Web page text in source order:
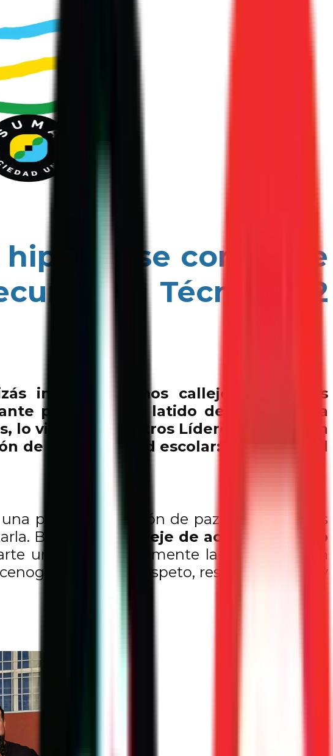
hop se convierte
Técnica 72
imagines ritmos callejeros o rimas
puede ser el latido de la paz en la
lo vivimos. Nuestros Líderes de Paz han
de la comunidad escolar: “Semillas del
poderosa canción de paz creada por los
Bajo el potente eje de acción “Digo no
urbano, especialmente la música, es un
viva de respeto, responsabilidad y